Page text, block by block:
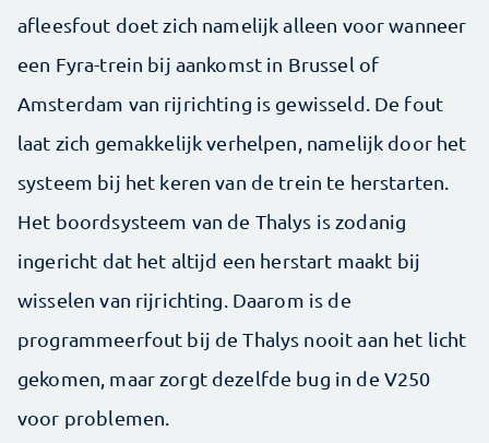
afleesfout doet zich namelijk alleen voor wanneer
een Fyra-trein bij aankomst in Brussel of
Amsterdam van rijrichting is gewisseld. De fout
laat zich gemakkelijk verhelpen, namelijk door het
systeem bij het keren van de trein te herstarten.
Het boordsysteem van de Thalys is zodanig
ingericht dat het altijd een herstart maakt bij
wisselen van rijrichting. Daarom is de
programmeerfout bij de Thalys nooit aan het licht
gekomen, maar zorgt dezelfde bug in de V250
voor problemen.